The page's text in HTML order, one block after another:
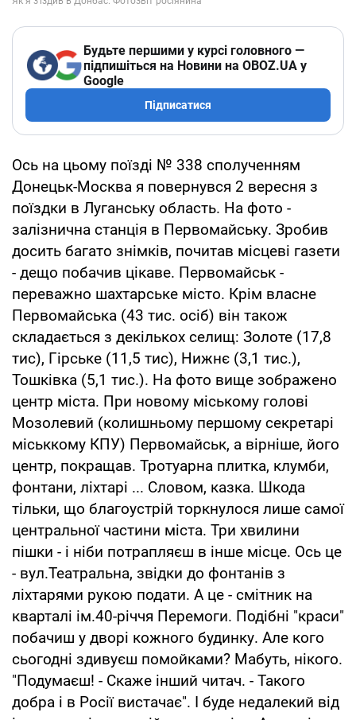
Будьте першими у курсі головного —
підпишіться на Новини на OBOZ.UA у
Google
Підписатися
Ось на цьому поїзді № 338 сполученням
Донецьк-Москва я повернувся 2 вересня з
поїздки в Луганську область. На фото -
залізнична станція в Первомайську. Зробив
досить багато знімків, почитав місцеві газети
- дещо побачив цікаве. Первомайськ -
переважно шахтарське місто. Крім власне
Первомайська (43 тис. осіб) він також
складається з декількох селищ: Золоте (17,8
тис), Гірське (11,5 тис), Нижнє (3,1 тис.),
Тошківка (5,1 тис.). На фото вище зображено
центр міста. При новому міському голові
Мозолевий (колишньому першому секретарі
міськкому КПУ) Первомайськ, а вірніше, його
центр, покращав. Тротуарна плитка, клумби,
фонтани, ліхтарі ... Словом, казка. Шкода
тільки, що благоустрій торкнулося лише самої
центральної частини міста. Три хвилини
пішки - і ніби потрапляєш в інше місце. Ось це
- вул.Театральна, звідки до фонтанів з
ліхтарями рукою подати. А це - смітник на
кварталі ім.40-річчя Перемоги. Подібні "краси"
побачиш у дворі кожного будинку. Але кого
сьогодні здивуєш помойками? Мабуть, нікого.
"Подумаєш! - Скаже інший читач. - Такого
добра і в Росії вистачає". І буде недалекий від